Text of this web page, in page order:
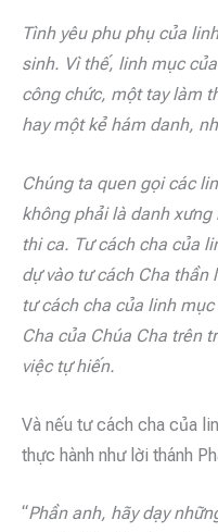
Tình yêu phu phụ của
sinh. Vì thế, linh mục
công chức, một tay làm
hay một kẻ hám danh,
Chúng ta quen gọi các
không phải là danh
thi ca. Tư cách cha của
dự vào tư cách Cha thần
tư cách cha của linh
Cha của Chúa Cha trên
việc tự hiến.
Và nếu tư cách cha của
thực hành như lời thánh
“Phần anh, hãy dạy